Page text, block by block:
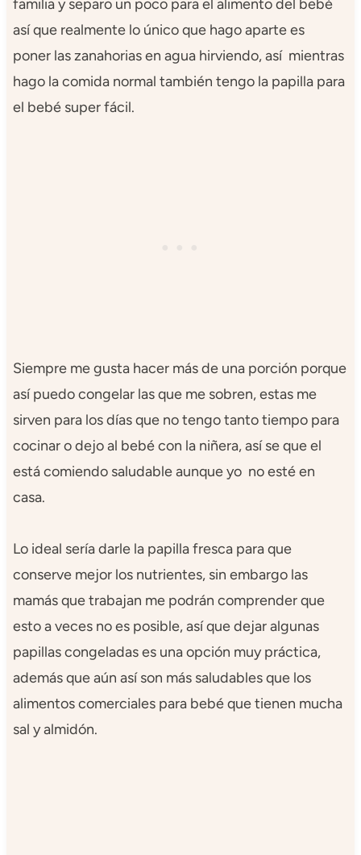
familia y separo un poco para el alimento del bebé
así que realmente lo único que hago aparte es
poner las zanahorias en agua hirviendo, así mientras
hago la comida normal también tengo la papilla para
el bebé super fácil.
Siempre me gusta hacer más de una porción porque
así puedo congelar las que me sobren, estas me
sirven para los días que no tengo tanto tiempo para
cocinar o dejo al bebé con la niñera, así se que el
está comiendo saludable aunque yo no esté en
casa.
Lo ideal sería darle la papilla fresca para que
conserve mejor los nutrientes, sin embargo las
mamás que trabajan me podrán comprender que
esto a veces no es posible, así que dejar algunas
papillas congeladas es una opción muy práctica,
además que aún así son más saludables que los
alimentos comerciales para bebé que tienen mucha
sal y almidón.